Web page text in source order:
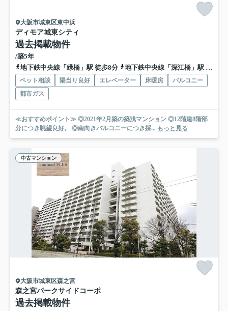
大阪市城東区東中浜
ディモア城東シティ
過去掲載物件
/築5年
地下鉄中央線「緑橋」駅 徒歩8分
地下鉄中央線「深江橋」駅 徒歩11分
ペット相談 陽当り良好 エレベーター 床暖房
バルコニー
都市ガス
≪おすすめポイント≫ ◎2021年2月築の築浅マンション ◎12階建8階部
分につき眺望良好。 ◎南向きバルコニーにつき採... もっと見る
中古マンション
大阪市城東区森之宮
森之宮パークサイドコーポ
過去掲載物件